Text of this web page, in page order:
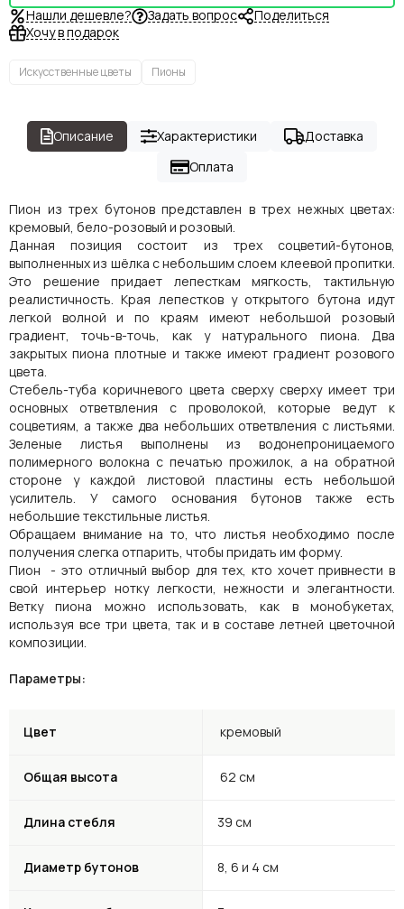
Нашли дешевле? Задать вопрос
Поделиться
Хочу в подарок
Искусственные цветы Пионы
Описание Характеристики
Доставка
Оплата
Пион из трех бутонов представлен в трех нежных цветах:
кремовый, бело-розовый и розовый.
Данная позиция состоит из трех соцветий-бутонов,
выполненных из шёлка с небольшим слоем клеевой пропитки.
Это решение придает лепесткам мягкость, тактильную
реалистичность. Края лепестков у открытого бутона идут
легкой волной и по краям имеют небольшой розовый
градиент, точь-в-точь, как у натурального пиона. Два
закрытых пиона плотные и также имеют градиент розового
цвета.
Стебель-туба коричневого цвета сверху сверху имеет три
основных ответвления с проволокой, которые ведут к
соцветиям, а также два небольших ответвления с листьями.
Зеленые листья выполнены из водонепроницаемого
полимерного волокна с печатью прожилок, а на обратной
стороне у каждой листовой пластины есть небольшой
усилитель. У самого основания бутонов также есть
небольшие текстильные листья.
Обращаем внимание на то, что листья необходимо после
получения слегка отпарить, чтобы придать им форму.
Пион - это отличный выбор для тех, кто хочет привнести в
свой интерьер нотку легкости, нежности и элегантности.
Ветку пиона можно использовать, как в монобукетах,
используя все три цвета, так и в составе летней цветочной
композиции.
Параметры:
Цвет кремовый
Общая высота 62 см
Длина стебля 39 см
Диаметр бутонов 8, 6 и 4 см